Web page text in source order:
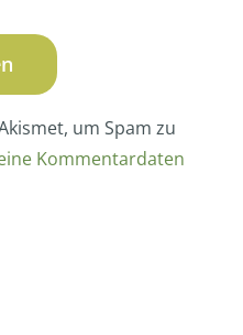
um Spam zu
Kommentardaten